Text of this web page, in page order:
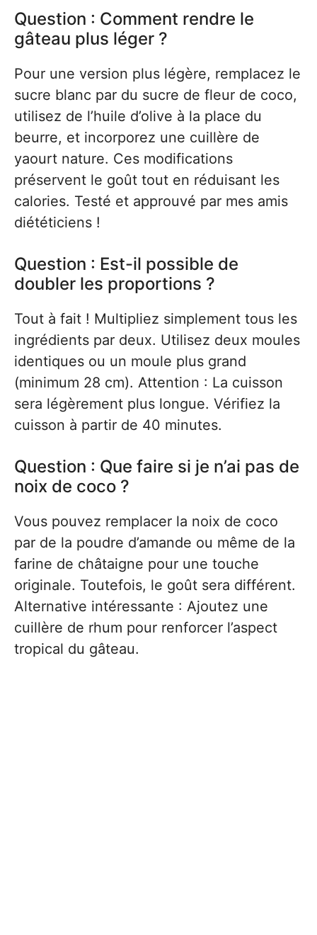
Question : Comment rendre le
gâteau plus léger ?
Pour une version plus légère, remplacez le
sucre blanc par du sucre de fleur de coco,
utilisez de l’huile d’olive à la place du
beurre, et incorporez une cuillère de
yaourt nature. Ces modifications
préservent le goût tout en réduisant les
calories. Testé et approuvé par mes amis
diététiciens !
Question : Est-il possible de
doubler les proportions ?
Tout à fait ! Multipliez simplement tous les
ingrédients par deux. Utilisez deux moules
identiques ou un moule plus grand
(minimum 28 cm). Attention : La cuisson
sera légèrement plus longue. Vérifiez la
cuisson à partir de 40 minutes.
Question : Que faire si je n’ai pas de
noix de coco ?
Vous pouvez remplacer la noix de coco
par de la poudre d’amande ou même de la
farine de châtaigne pour une touche
originale. Toutefois, le goût sera différent.
Alternative intéressante : Ajoutez une
cuillère de rhum pour renforcer l’aspect
tropical du gâteau.